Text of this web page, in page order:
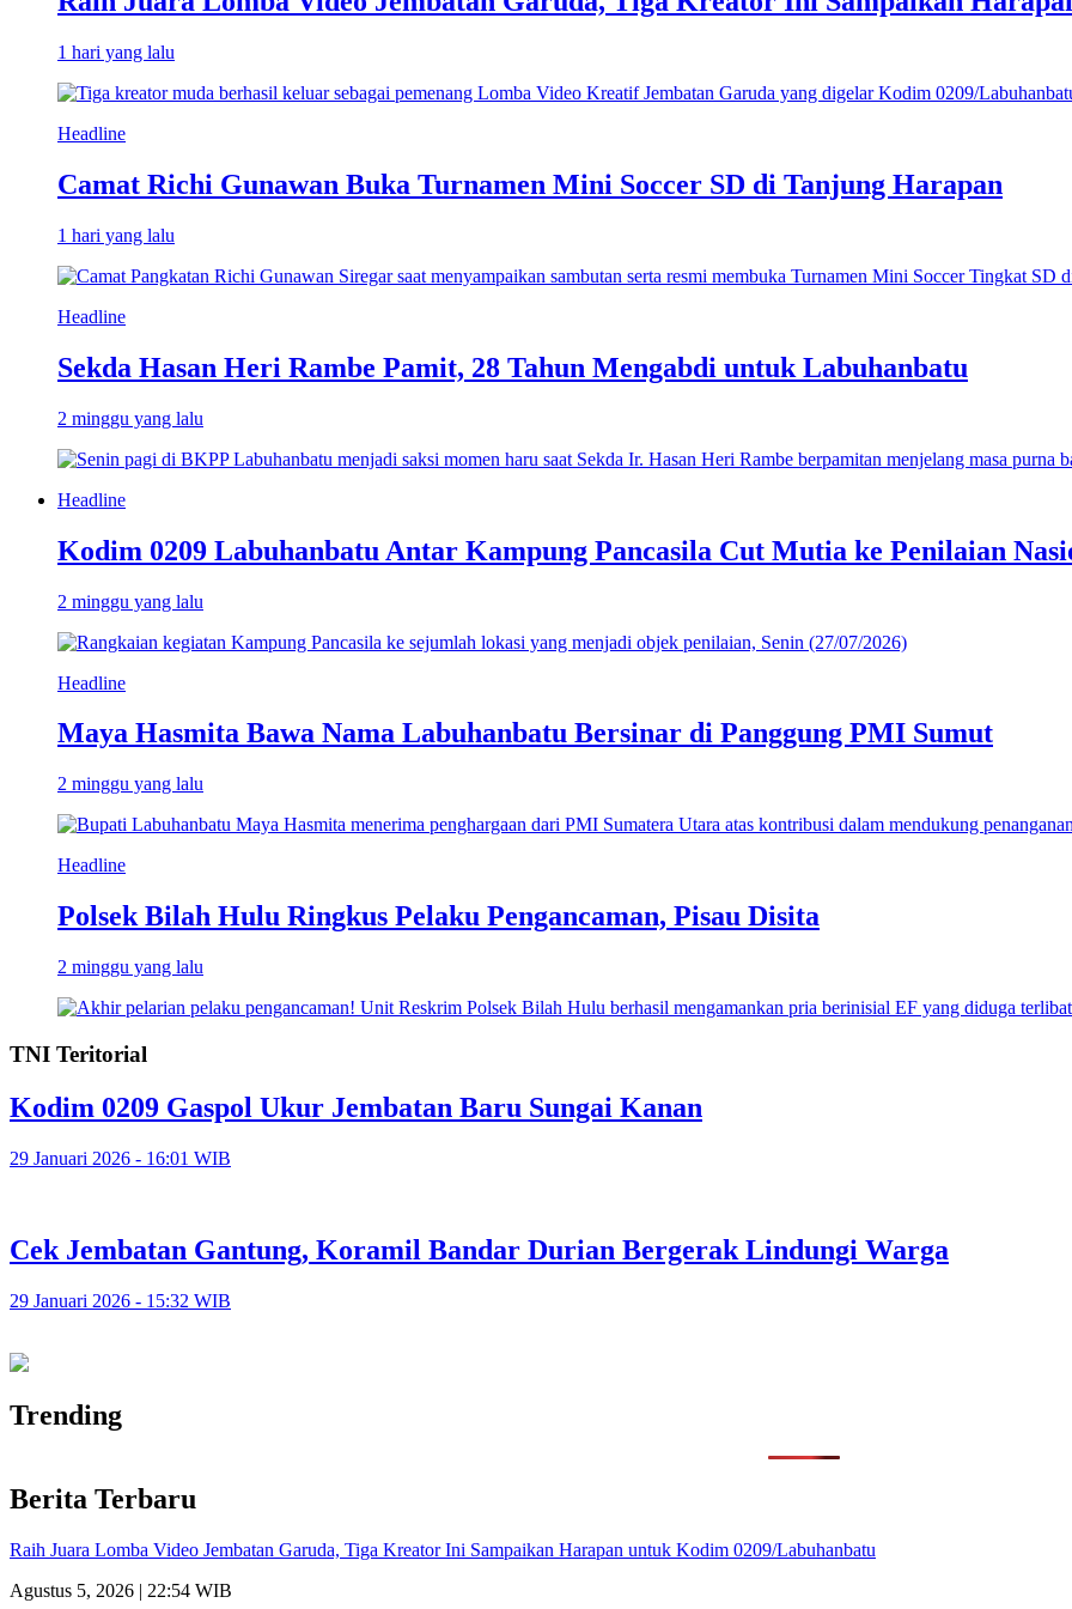
1 hari yang lalu
Headline
Camat Richi Gunawan Buka Turnamen Mini Soccer SD di Tanjung Harapan
1 hari yang lalu
Headline
Sekda Hasan Heri Rambe Pamit, 28 Tahun Mengabdi untuk Labuhanbatu
2 minggu yang lalu
Headline
Kodim 0209 Labuhanbatu Antar Kampung Pancasila Cut Mutia ke Penilaian
2 minggu yang lalu
Headline
Maya Hasmita Bawa Nama Labuhanbatu Bersinar di Panggung PMI Sumut
2 minggu yang lalu
Headline
Polsek Bilah Hulu Ringkus Pelaku Pengancaman, Pisau Disita
2 minggu yang lalu
TNI Teritorial
Kodim 0209 Gaspol Ukur Jembatan Baru Sungai Kanan
29 Januari 2026 - 16:01 WIB
Cek Jembatan Gantung, Koramil Bandar Durian Bergerak Lindungi Warga
29 Januari 2026 - 15:32 WIB
Trending
Berita Terbaru
Raih Juara Lomba Video Jembatan Garuda, Tiga Kreator Ini Sampaikan Harapan untuk Kodim 0209/Labuhanbatu
Agustus 5, 2026 | 22:54 WIB